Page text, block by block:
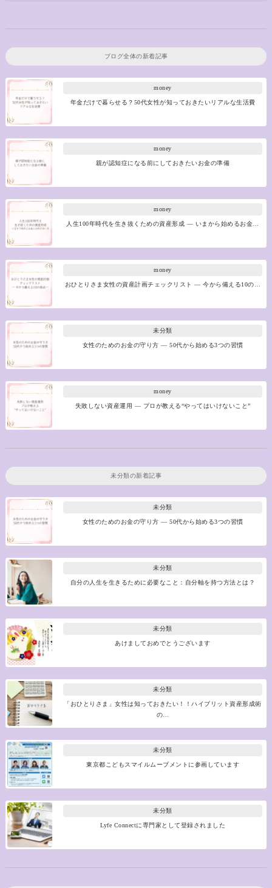
ブログ全体の新着記事
money
年金だけで暮らせる？50代女性が知っておきたいリアルな生活費
money
親が認知症になる前にしておきたいお金の準備
money
人生100年時代を生き抜くための資産形成 ― いまから始めるお金…
money
おひとりさま女性の資産計画チェックリスト ― 今から備える10の…
未分類
女性のためのお金の守り方 ― 50代から始める3つの習慣
money
失敗しない資産運用 ― プロが教える“やってはいけないこと”
未分類の新着記事
未分類
女性のためのお金の守り方 ― 50代から始める3つの習慣
未分類
自分の人生を生きるために必要なこと：自分軸を持つ方法とは？
未分類
あけましておめでとうございます
未分類
「おひとりさま」女性は知っておきたい！！ハイブリット資産形成術
の…
未分類
東京都こどもスマイルムーブメントに参画しています
未分類
Lyfe Connectに専門家として登録されました